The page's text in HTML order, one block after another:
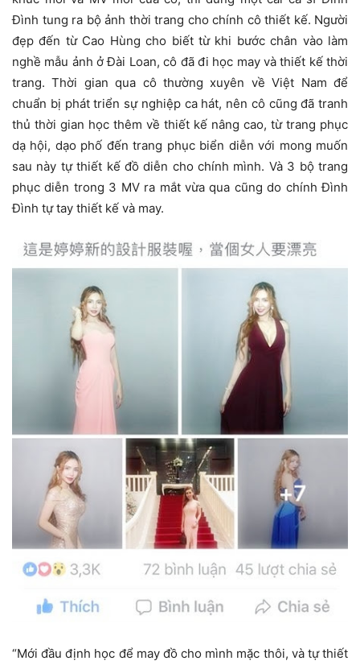
Đình tung ra bộ ảnh thời trang cho chính cô thiết kế. Người
đẹp đến từ Cao Hùng cho biết từ khi bước chân vào làm
nghề mẫu ảnh ở Đài Loan, cô đã đi học may và thiết kế thời
trang. Thời gian qua cô thường xuyên về Việt Nam để
chuẩn bị phát triển sự nghiệp ca hát, nên cô cũng đã tranh
thủ thời gian học thêm về thiết kế nâng cao, từ trang phục
dạ hội, dạo phố đến trang phục biển diễn với mong muốn
sau này tự thiết kế đồ diễn cho chính mình. Và 3 bộ trang
phục diễn trong 3 MV ra mắt vừa qua cũng do chính Đình
Đình tự tay thiết kế và may.
“Mới đầu định học để may đồ cho mình mặc thôi, và tự thiết